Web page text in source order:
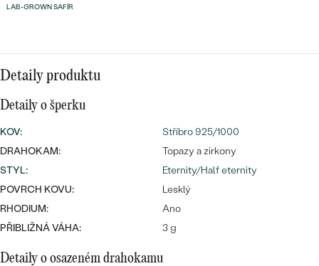
PERSONALIZOVANÉ
MINIMALISTICKÉ
PODLE PŘÍLEŽITOSTI
PODLE BARVY
PODLE TVARU KAMENE
NA MÍRU
DIAMANTY
Nejprodávanější
náušnice
PROHLÉDNOUT
Personalizované
přívěsky
Nejprodávanější
prsteny
LAB-GROWN SAFÍR
Detaily produktu
Detaily o šperku
KOV:
Stříbro 925/1000
DRAHOKAM:
Topazy a zirkony
STYL:
Eternity/Half eternity
POVRCH KOVU:
Lesklý
RHODIUM:
Ano
PŘIBLIŽNÁ VÁHA:
3 g
Detaily o osazeném drahokamu